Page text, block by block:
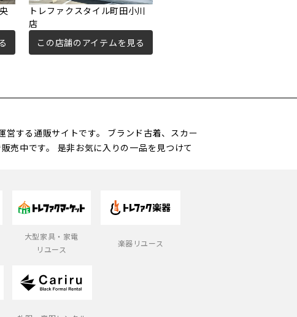
トレファクスタイル町田小川
店
この店舗のアイテムを見る
営する通販サイトです。 ブランド古着、スカー
売中です。 是非お気に入りの一品を見つけて
大型家具・家電
リユース
楽器リユース